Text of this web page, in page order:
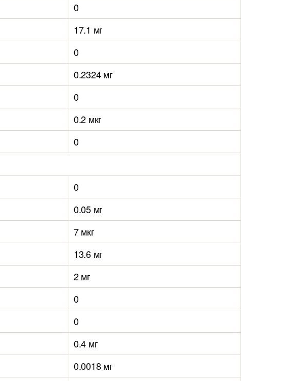
0
17.1 мг
0
0.2324 мг
0
0.2 мкг
0
0
0.05 мг
7 мкг
13.6 мг
2 мг
0
0
0.4 мг
0.0018 мг